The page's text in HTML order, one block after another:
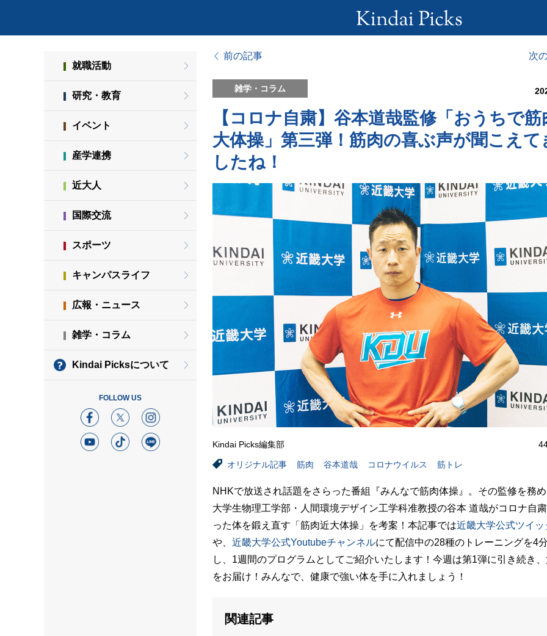
前の記事 次
雑学・コラム
【コロナ自粛】谷本道哉監修「おうちで筋
大体操」第三弾！筋肉の喜ぶ声が聞こえて
したね！
Kindai Picks編集部
オリジナル記事 筋肉 谷本道哉 コロナウイルス 筋トレ
NHKで放送され話題をさらった番組『みんなで筋肉体操』。その監修を務
大学生物理工学部・人間環境デザイン工学科准教授の谷本 道哉がコロナ自
った体を鍛え直す「筋肉近大体操」を考案！本記事では近畿大学公式ツイッ
や、 近畿大学公式Youtubeチャンネルにて配信中の28種のトレーニングを4
し、1週間のプログラムとしてご紹介いたします！今週は第1弾に引き続き
をお届け！みんなで、健康で強い体を手に入れましょう！
関連記事
就職活動
研究・教育
イベント
産学連携
近大人
国際交流
スポーツ
キャンパスライフ
広報・ニュース
雑学・コラム
Kindai Picksについて
FOLLOW US